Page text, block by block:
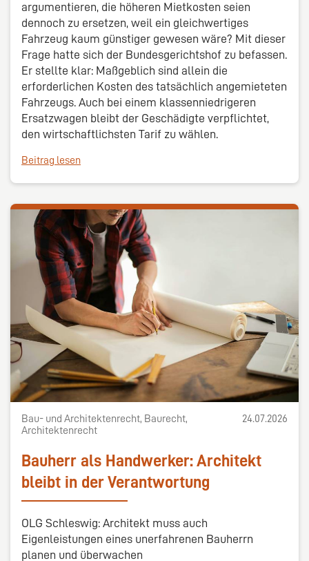
argumentieren, die höheren Mietkosten seien
dennoch zu ersetzen, weil ein gleichwertiges
Fahrzeug kaum günstiger gewesen wäre? Mit dieser
Frage hatte sich der Bundesgerichtshof zu befassen.
Er stellte klar: Maßgeblich sind allein die
erforderlichen Kosten des tatsächlich angemieteten
Fahrzeugs. Auch bei einem klassenniedrigeren
Ersatzwagen bleibt der Geschädigte verpflichtet,
den wirtschaftlichsten Tarif zu wählen.
Beitrag lesen
Bau- und Architektenrecht, Baurecht,
Architektenrecht
24.07.2026
Bauherr als Handwerker: Architekt
bleibt in der Verantwortung
OLG Schleswig: Architekt muss auch
Eigenleistungen eines unerfahrenen Bauherrn
planen und überwachen